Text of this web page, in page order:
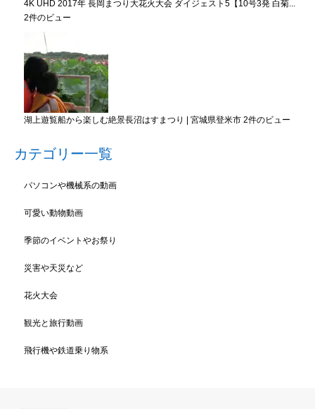
4K UHD 2017年 長岡まつり大花火大会 ダイジェスト5【10号3発 白菊...
2件のビュー
湖上遊覧船から楽しむ絶景長沼はすまつり | 宮城県登米市 2件のビュー
カテゴリー一覧
パソコンや機械系の動画
可愛い動物動画
季節のイベントやお祭り
災害や天災など
花火大会
観光と旅行動画
飛行機や鉄道乗り物系